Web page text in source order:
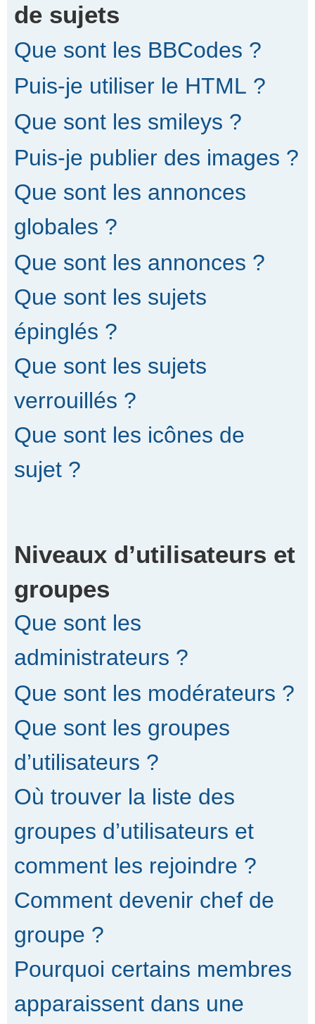
de sujets
Que sont les BBCodes ?
Puis-je utiliser le HTML ?
Que sont les smileys ?
Puis-je publier des images ?
Que sont les annonces
globales ?
Que sont les annonces ?
Que sont les sujets
épinglés ?
Que sont les sujets
verrouillés ?
Que sont les icônes de
sujet ?
Niveaux d’utilisateurs et
groupes
Que sont les
administrateurs ?
Que sont les modérateurs ?
Que sont les groupes
d’utilisateurs ?
Où trouver la liste des
groupes d’utilisateurs et
comment les rejoindre ?
Comment devenir chef de
groupe ?
Pourquoi certains membres
apparaissent dans une